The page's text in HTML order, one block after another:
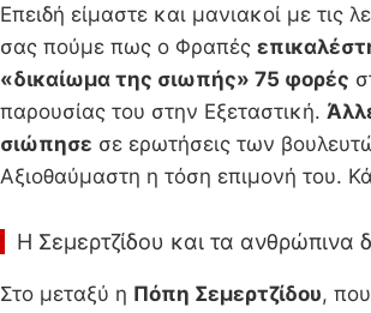
Επειδή είμαστε και μανιακοί με τις
σας πούμε πως ο Φραπές
«δικαίωμα της σιωπής» 75 φορές
παρουσίας του στην Εξεταστική.
σιώπησε σε ερωτήσεις των
Αξιοθαύμαστη η τόση επιμονή του.
Η Σεμερτζίδου και τα ανθρώπινα
Στο μεταξύ η Πόπη Σεμερτζίδου,